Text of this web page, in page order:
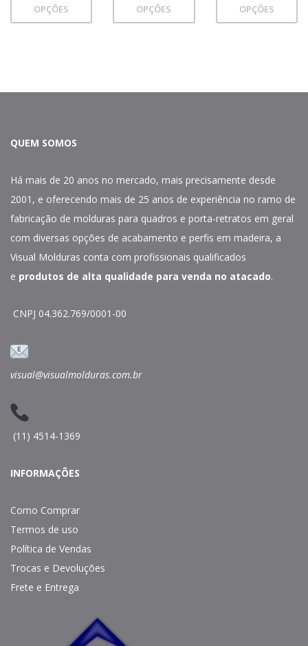
OPÇÕES
OPÇÕES
OPÇÕES
QUEM SOMOS
Há mais de 20 anos no mercado, mais precisamente desde
2001, e oferecendo mais de 25 anos de experiência no ramo de
fabricação de molduras para quadros e porta-retratos em geral
com diversas opções de acabamento e perfis em madeira, a
Visual Molduras conta com profissionais qualificados
e produtos de alta qualidade para venda no atacado.
CNPJ 04.362.769/0001-00
visual@visualmolduras.com.br
(11) 4514-1369
INFORMAÇÕES
Como Comprar
Termos de uso
Política de Vendas
Trocas e Devoluções
Frete e Entrega